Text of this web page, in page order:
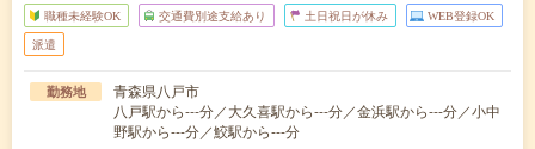
職種未経験OK 交通費別途支給あり 土日祝日が休み WEB登録OK
派遣
勤務地
青森県八戸市
八戸駅から---分／大久喜駅から---分／金浜駅から---分／小中
野駅から---分／鮫駅から---分